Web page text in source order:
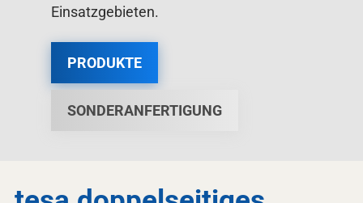
Einsatzgebieten.
PRODUKTE
SONDERANFERTIGUNG